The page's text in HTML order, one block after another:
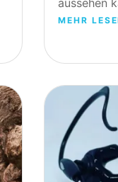
aussehen
MEHR